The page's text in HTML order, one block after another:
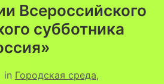
Всероссийского
субботника
in Городская среда,